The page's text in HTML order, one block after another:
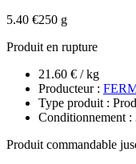
5.40 €250 g
Produit en rupture
21.60 € / kg
Producteur :
Type produit :
Conditionnement :
Produit commandable